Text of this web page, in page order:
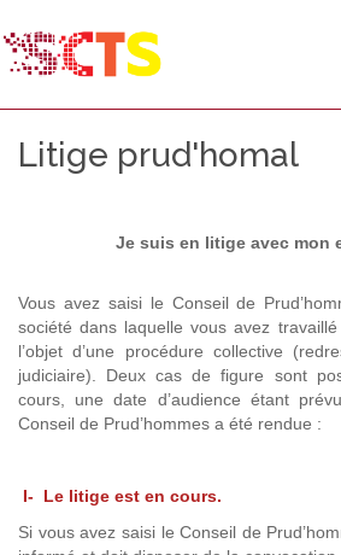
Litige prud'homal
Je suis en litige avec mon
Vous avez saisi le Conseil de
société dans laquelle vous avez
l’objet d’une procédure collective
judiciaire). Deux cas de figure sont
cours, une date d’audience étant
Conseil de Prud’hommes a été rendue :
I- Le litige est en cours.
Si vous avez saisi le Conseil de